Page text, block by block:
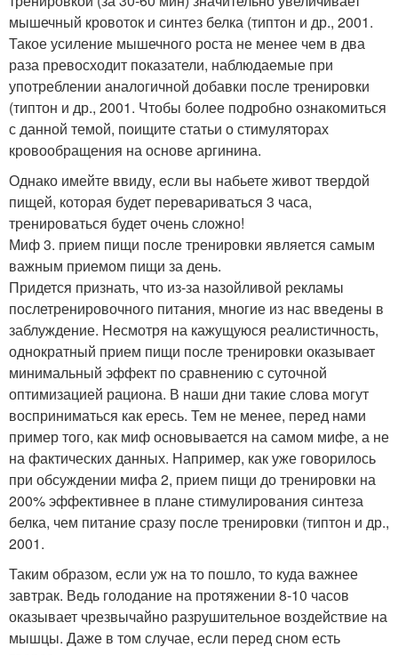
мышечный кровоток и синтез белка (типтон и др., 2001.
Такое усиление мышечного роста не менее чем в два
раза превосходит показатели, наблюдаемые при
употреблении аналогичной добавки после тренировки
(типтон и др., 2001. Чтобы более подробно ознакомиться
с данной темой, поищите статьи о стимуляторах
кровообращения на основе аргинина.
Однако имейте ввиду, если вы набьете живот твердой
пищей, которая будет перевариваться 3 часа,
тренироваться будет очень сложно!
Миф 3. прием пищи после тренировки является самым
важным приемом пищи за день.
Придется признать, что из-за назойливой рекламы
послетренировочного питания, многие из нас введены в
заблуждение. Несмотря на кажущуюся реалистичность,
однократный прием пищи после тренировки оказывает
минимальный эффект по сравнению с суточной
оптимизацией рациона. В наши дни такие слова могут
восприниматься как ересь. Тем не менее, перед нами
пример того, как миф основывается на самом мифе, а не
на фактических данных. Например, как уже говорилось
при обсуждении мифа 2, прием пищи до тренировки на
200% эффективнее в плане стимулирования синтеза
белка, чем питание сразу после тренировки (типтон и др.,
2001.
Таким образом, если уж на то пошло, то куда важнее
завтрак. Ведь голодание на протяжении 8-10 часов
оказывает чрезвычайно разрушительное воздействие на
мышцы. Даже в том случае, если перед сном есть